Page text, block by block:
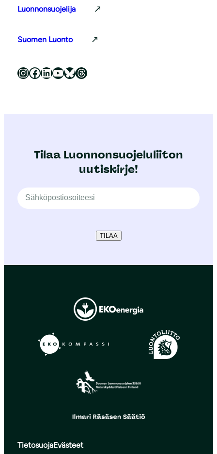
Luonnonsuojelija
Suomen Luonto
Luonnonsuojeluliitto Instagramissa Luonnonsuojeluliitto Facebookissa Luonnonsuojeluliitto LinkedInissä Luonnonsuojeluliiton YouTube-kanava Luonnonsuojeluliitto Blueskyssa Luonnonsuojeluliitto Threadsissa
Tilaa Luonnonsuojeluliiton
uutiskirje!
TILAA
TietosuojaEvästeet